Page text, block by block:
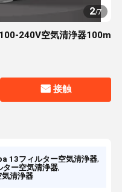
2/7
240V空気清浄器100m
接触
13フィルター空気清浄器,
ー空気清浄器,
清浄器